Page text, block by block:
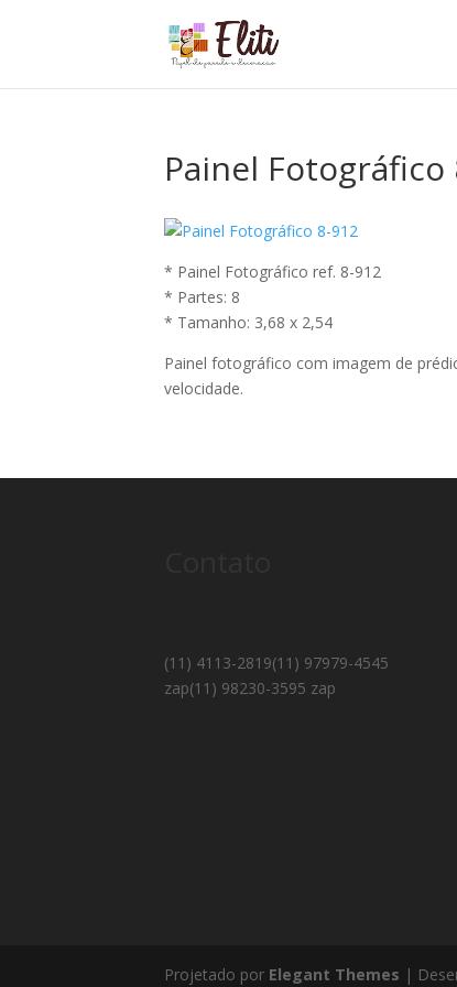
Painel Fotográfico
* Painel Fotográfico ref. 8-912
* Partes: 8
* Tamanho: 3,68 x 2,54
Painel fotográfico com imagem de
velocidade.
(11) 4113-2819(11) 97979-4545
zap(11) 98230-3595 zap
Projetado por Elegant Themes |